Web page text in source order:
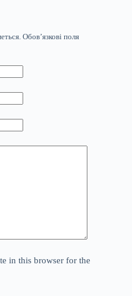
Обов’язкові поля
in this browser for the